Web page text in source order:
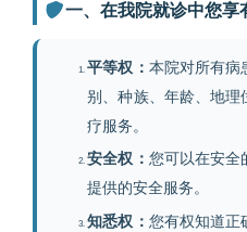
一、在我院就诊中您享
平等权： 本院对所有病
别、种族、年龄、地理
疗服务。
安全权： 您可以在安全
提供的安全服务。
知悉权： 您有权知道正